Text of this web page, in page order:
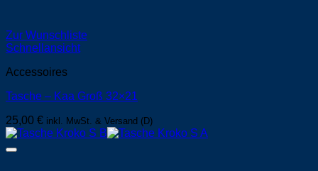
Zur Wunschliste
Schnellansicht
Accessoires
Tasche – Kaa Groß 32×21
25,00 € inkl. MwSt. & Versand (D)